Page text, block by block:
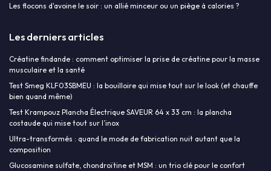
Les flocons d'avoine le soir : un allié minceur ou un piège à calories ?
Les derniers articles
Créatine findande : comment optimiser la prise de créatine pour la masse
musculaire et la santé
Test Smeg KLF03SBMEU : la bouilloire qui mise tout sur le look (et chauffe
bien quand même)
Test Krampouz Plancha Électrique SAVEUR 64 x 33 cm : la plancha
costaude qui mise tout sur l’inox
Ultra-transformés : quand le mode de fabrication nuit autant que la
composition
Glucosamine sulfate, chondroïtine et MSM : un trio clé pour le confort